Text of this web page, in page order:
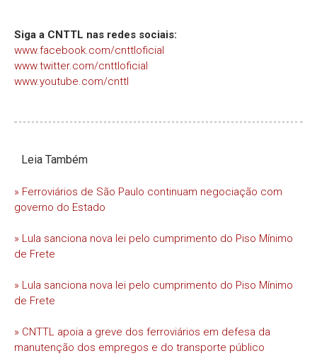
Siga a CNTTL nas redes sociais:
www.facebook.com/cnttloficial
www.twitter.com/cnttloficial
www.youtube.com/cnttl
Leia Também
» Ferroviários de São Paulo continuam negociação com
governo do Estado
» Lula sanciona nova lei pelo cumprimento do Piso Mínimo
de Frete
» Lula sanciona nova lei pelo cumprimento do Piso Mínimo
de Frete
» CNTTL apoia a greve dos ferroviários em defesa da
manutenção dos empregos e do transporte público